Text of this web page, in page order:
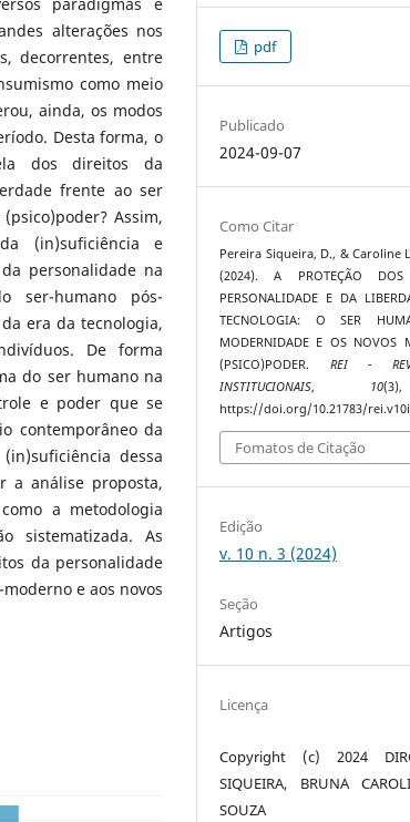
alterações nos
decorrentes, entre
como meio
ainda, os modos
Desta forma, o
dos direitos da
frente ao ser
Assim,
(in)suficiência e
personalidade na
ser-humano pós-
era da tecnologia,
De forma
do ser humano na
e poder que se
contemporâneo da
dessa
a análise proposta,
a metodologia
sistematizada. As
da personalidade
e aos novos
pdf
Publicado
2024-09-07
Como Citar
Pereira Siqueira, D., & Caroline
(2024). A PROTEÇÃO
PERSONALIDADE E DA
TECNOLOGIA: O SER
MODERNIDADE E OS NOVOS
(PSICO)PODER. REI -
INSTITUCIONAIS, 10
https://doi.org/10.21783/
Fomatos de Citação
Edição
v. 10 n. 3 (2024)
Seção
Artigos
Licença
Copyright (c) 2024
SIQUEIRA, BRUNA
SOUZA